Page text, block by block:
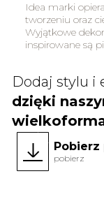
Idea marki
tworzeniu oraz
Wyjątkowe
inspirowane są
Dodaj stylu i
dzięki
Pobierz
pobierz